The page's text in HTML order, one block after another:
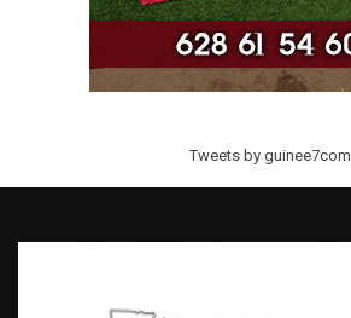
Tweets by guinee7com